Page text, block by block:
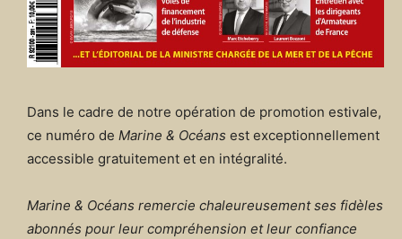
Dans le cadre de notre opération de promotion estivale,
ce numéro de Marine & Océans est exceptionnellement
accessible gratuitement et en intégralité.
Marine & Océans remercie chaleureusement ses fidèles
abonnés pour leur compréhension et leur confiance